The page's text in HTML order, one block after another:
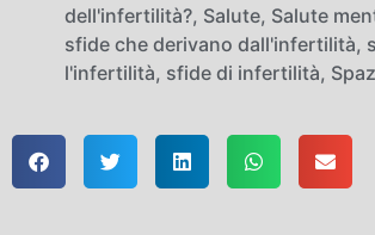
dell'infertilità?, Salute, Salute
sfide che derivano dall'infertilità,
l'infertilità, sfide di infertilità,